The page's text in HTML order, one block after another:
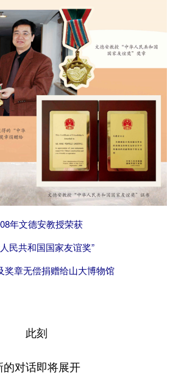
年文德安教授荣获
民共和国国家友谊奖”
奖章无偿捐赠给山大博物馆
此刻
的对话即将展开